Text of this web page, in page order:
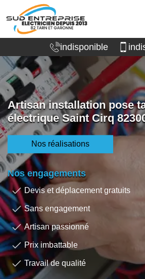
indisponible
Artisan installation pose
électrique Saint Cirq
Nos réalisations
Nos engagements
Devis et déplacement gratuits
Sans engagement
Artisan passionné
Prix imbattable
Travail de qualité